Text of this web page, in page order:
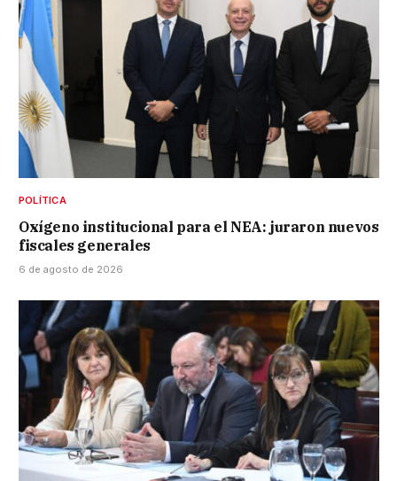
POLÍTICA
Oxígeno institucional para el NEA: juraron nuevos
fiscales generales
6 de agosto de 2026